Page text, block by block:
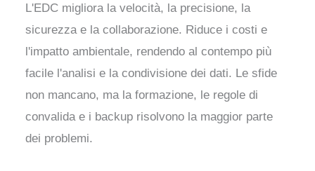
L'EDC migliora la velocità, la precisione, la
sicurezza e la collaborazione. Riduce i costi e
l'impatto ambientale, rendendo al contempo più
facile l'analisi e la condivisione dei dati. Le sfide
non mancano, ma la formazione, le regole di
convalida e i backup risolvono la maggior parte
dei problemi.